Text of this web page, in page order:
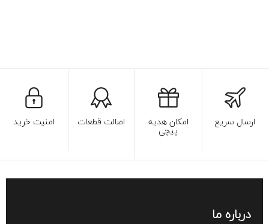
ارسال سریع امکان هدیه
پیچی
اصالت قطعات امنیت خرید
درباره ما